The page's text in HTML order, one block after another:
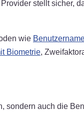
stellt sicher,
wie
Biometrie,
auch die